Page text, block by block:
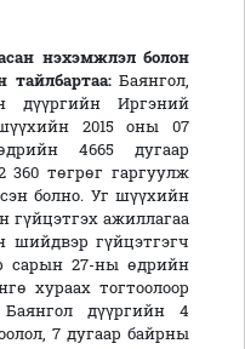
нэхэмжлэл болон
тайлбартаа:Баянгол,
дүүргийн Иргэний
2015 оны 07
4665 дугаар
360 төгрөг гаргуулж
болно. Уг шүүхийн
гүйцэтгэх ажиллагаа
гүйцэтгэгч
сарын 27-ны өдрийн
хураах тогтоолоор
дүүргийн 4
7 дугаар байрны